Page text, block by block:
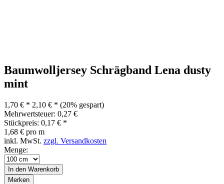
Baumwolljersey Schrägband Lena dusty
mint
1,70 € * 2,10 € * (20% gespart)
Mehrwertsteuer: 0,27 €
Stückpreis: 0,17 € *
1,68 € pro m
inkl. MwSt. zzgl. Versandkosten
Menge:
In den Warenkorb
Merken